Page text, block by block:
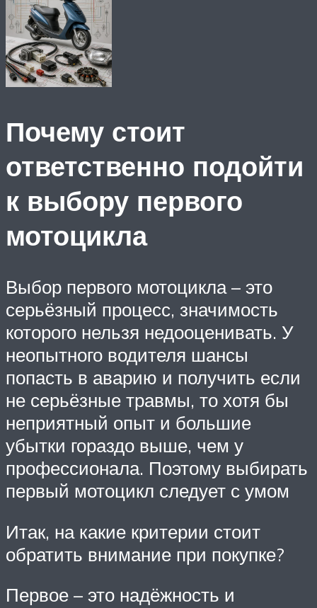
Почему стоит
ответственно подойти
к выбору первого
мотоцикла
Выбор первого мотоцикла – это
серьёзный процесс, значимость
которого нельзя недооценивать. У
неопытного водителя шансы
попасть в аварию и получить если
не серьёзные травмы, то хотя бы
неприятный опыт и большие
убытки гораздо выше, чем у
профессионала. Поэтому выбирать
первый мотоцикл следует с умом
Итак, на какие критерии стоит
обратить внимание при покупке?
Первое – это надёжность и